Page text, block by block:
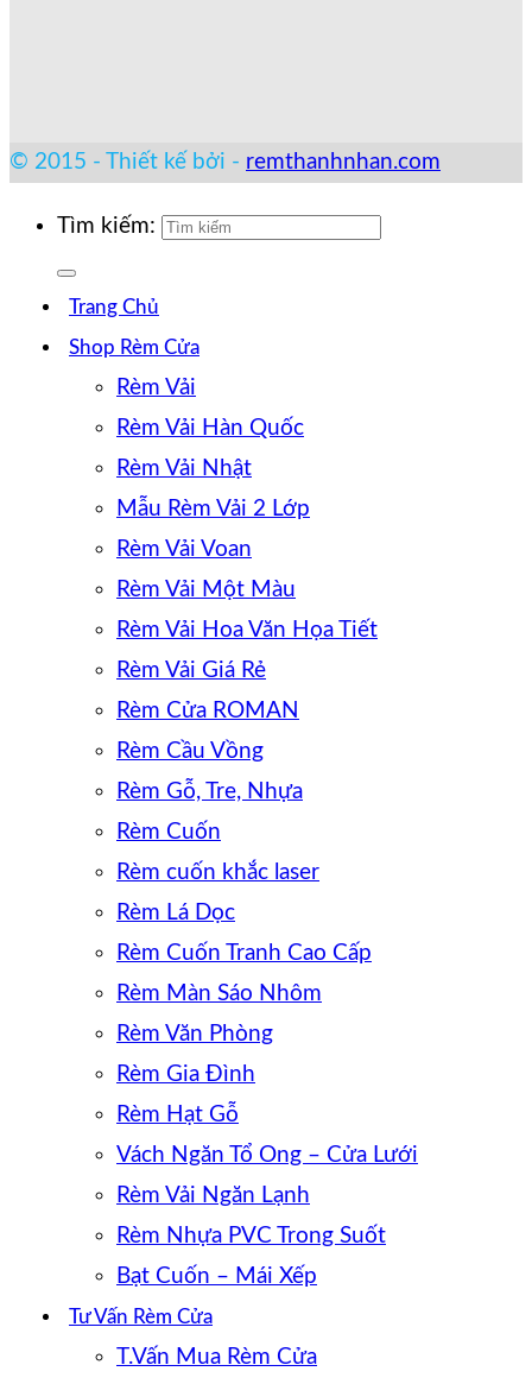
© 2015 - Thiết kế bởi - remthanhnhan.com
Tìm kiếm:
Trang Chủ
Shop Rèm Cửa
Rèm Vải
Rèm Vải Hàn Quốc
Rèm Vải Nhật
Mẫu Rèm Vải 2 Lớp
Rèm Vải Voan
Rèm Vải Một Màu
Rèm Vải Hoa Văn Họa Tiết
Rèm Vải Giá Rẻ
Rèm Cửa ROMAN
Rèm Cầu Vồng
Rèm Gỗ, Tre, Nhựa
Rèm Cuốn
Rèm cuốn khắc laser
Rèm Lá Dọc
Rèm Cuốn Tranh Cao Cấp
Rèm Màn Sáo Nhôm
Rèm Văn Phòng
Rèm Gia Đình
Rèm Hạt Gỗ
Vách Ngăn Tổ Ong – Cửa Lưới
Rèm Vải Ngăn Lạnh
Rèm Nhựa PVC Trong Suốt
Bạt Cuốn – Mái Xếp
Tư Vấn Rèm Cửa
T.Vấn Mua Rèm Cửa